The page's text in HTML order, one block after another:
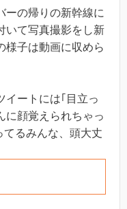
ーの帰りの新幹線に
いて写真撮影をし新
様子は動画に収めら
イートには｢目立っ
に顔覚えられちゃっ
るみんな、頭大丈